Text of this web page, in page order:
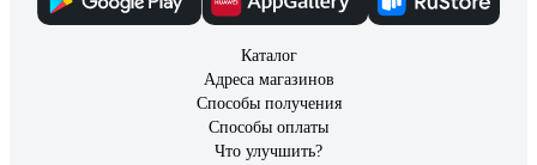
Каталог
Адреса магазинов
Способы получения
Способы оплаты
Что улучшить?